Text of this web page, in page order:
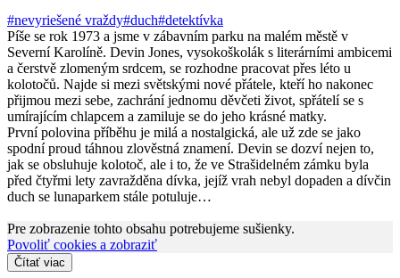
#nevyriešené vraždy#duch#detektívka
Píše se rok 1973 a jsme v zábavním parku na malém městě v
Severní Karolíně. Devin Jones, vysokoškolák s literárními ambicemi
a čerstvě zlomeným srdcem, se rozhodne pracovat přes léto u
kolotočů. Najde si mezi světskými nové přátele, kteří ho nakonec
přijmou mezi sebe, zachrání jednomu děvčeti život, spřátelí se s
umírajícím chlapcem a zamiluje se do jeho krásné matky.
První polovina příběhu je milá a nostalgická, ale už zde se jako
spodní proud táhnou zlověstná znamení. Devin se dozví nejen to,
jak se obsluhuje kolotoč, ale i to, že ve Strašidelném zámku byla
před čtyřmi lety zavražděna dívka, jejíž vrah nebyl dopaden a dívčin
duch se lunaparkem stále potuluje…
Pre zobrazenie tohto obsahu potrebujeme sušienky.
Povoliť cookies a zobraziť
Čítať viac